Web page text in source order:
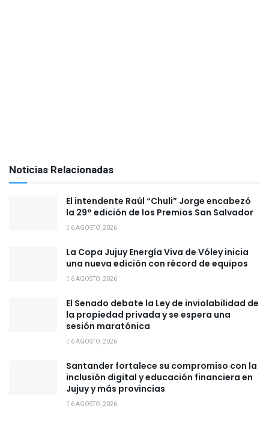
Noticias Relacionadas
El intendente Raúl “Chuli” Jorge encabezó
la 29° edición de los Premios San Salvador
6 AGOSTO, 2026
La Copa Jujuy Energía Viva de Vóley inicia
una nueva edición con récord de equipos
6 AGOSTO, 2026
El Senado debate la Ley de inviolabilidad de
la propiedad privada y se espera una
sesión maratónica
6 AGOSTO, 2026
Santander fortalece su compromiso con la
inclusión digital y educación financiera en
Jujuy y más provincias
6 AGOSTO, 2026